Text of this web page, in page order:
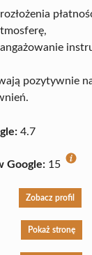
pozytywnie
4.7
Google: 15
Zobacz profil
Pokaż stronę